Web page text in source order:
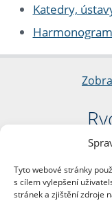
Tyto webové stránky
s cílem vylepšení
stránek a zjištění zdroje
Katedry,